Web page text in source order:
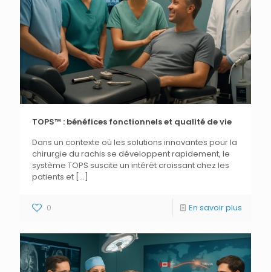
TOPS™ : bénéfices fonctionnels et qualité de vie
Dans un contexte où les solutions innovantes pour la
chirurgie du rachis se développent rapidement, le
système TOPS suscite un intérêt croissant chez les
patients et […]
0 En savoir plus